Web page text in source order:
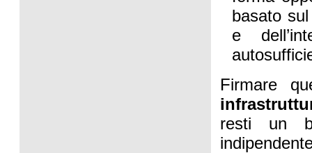
basato
e
Firmare
resti un